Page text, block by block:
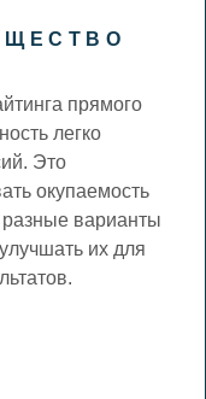
прямого
легко
Это
окупаемость
разные варианты
их для